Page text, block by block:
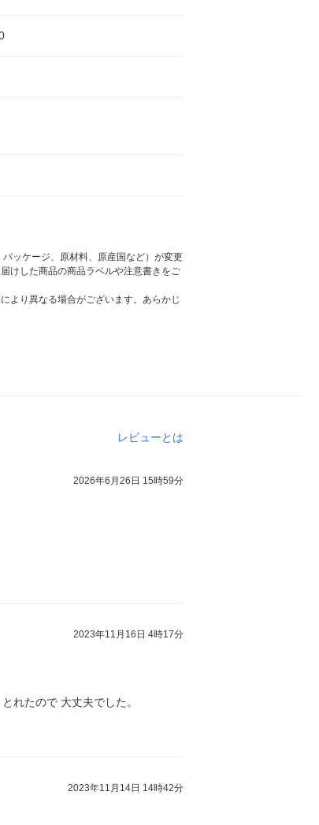
ッケージ、原材料、原産国など）が変更
けした商品の商品ラベルや注意書きをご
より異なる場合がございます。あらかじ
レビューとは
2026年6月26日 15時59分
2023年11月16日 4時17分
れたので 大丈夫でした。
2023年11月14日 14時42分